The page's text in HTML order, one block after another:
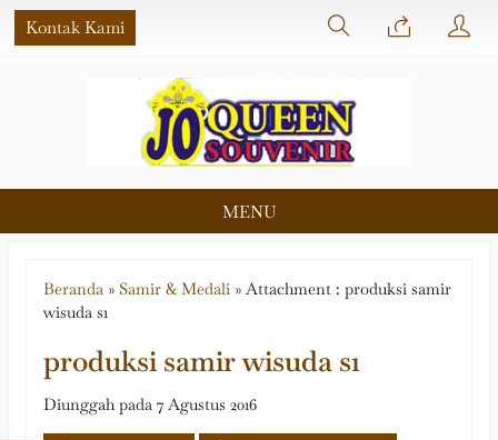
Kontak Kami
MENU
Beranda » Samir & Medali » Attachment : produksi samir
wisuda s1
produksi samir wisuda s1
Diunggah pada 7 Agustus 2016